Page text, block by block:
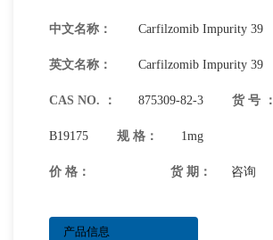
中文名称： Carfilzomib Impurity 39
英文名称： Carfilzomib Impurity 39
CAS NO. ： 875309-82-3 货 号 ：
B19175 规 格： 1mg
价 格： 货 期： 咨询
产品信息